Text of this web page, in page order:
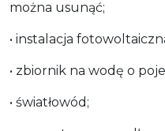
można usunąć;
• instalacja
• zbiornik na wodę o
• światłowód;